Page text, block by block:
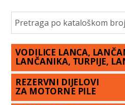
VODILICE LANCA,
LANČANIKA, TURPIJE,
REZERVNI DIJELOVI
ZA MOTORNE PILE